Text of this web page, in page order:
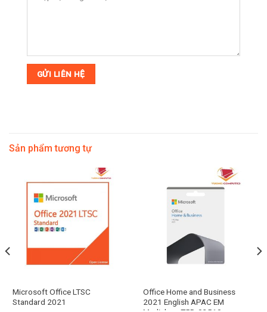
Sản phẩm tương tự
Microsoft Office LTSC
Standard 2021
Office Home and Business
2021 English APAC EM